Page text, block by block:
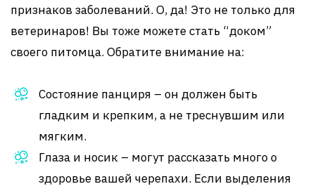
признаков заболеваний. О, да! Это не только для
ветеринаров! Вы тоже можете стать “доком”
своего питомца. Обратите внимание на:
Состояние панциря – он должен быть
гладким и крепким, а не треснувшим или
мягким.
Глаза и носик – могут рассказать много о
здоровье вашей черепахи. Если выделения